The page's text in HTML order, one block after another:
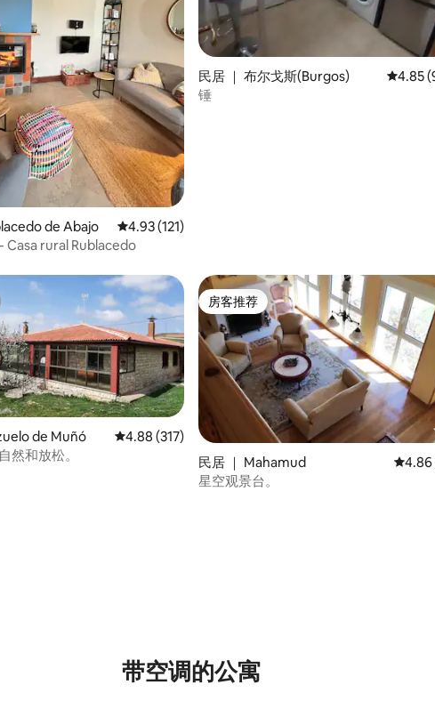
分），共 76 条评价
de Abajo 平均评分 4.93 分（满分 5 分），共 121 条评价
4.93 (121)
Casa rural Rublacedo
民居 ｜ 布尔戈斯(Burgos) 平均评
4.85
锤
），共 12 条评价
de Muñó 平均评分 4.88 分（满分 5 分），共 317 条评价
4.88 (317)
然和放松。
房客推荐
房客推荐
民居 ｜ Mahamud 平均
4.86
星空观景台。
带空调的公寓